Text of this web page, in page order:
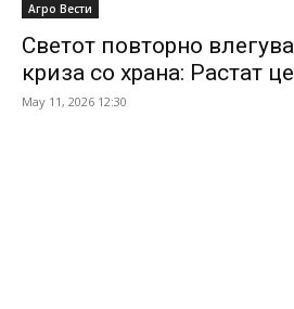
Агро Вести
Светот повторно
криза со храна: Растат
May 11, 2026 12:30